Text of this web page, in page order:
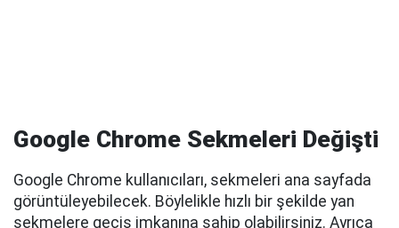
Google Chrome Sekmeleri Değişti
Google Chrome kullanıcıları, sekmeleri ana sayfada
görüntüleyebilecek. Böylelikle hızlı bir şekilde yan
sekmelere geçiş imkanına sahip olabilirsiniz. Ayrıca